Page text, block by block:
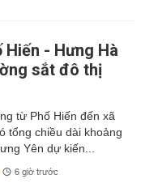
Hiến - Hưng Hà
sắt đô thị
từ Phố Hiến đến xã
tổng chiều dài khoảng
Yên dự kiến...
6 giờ trước